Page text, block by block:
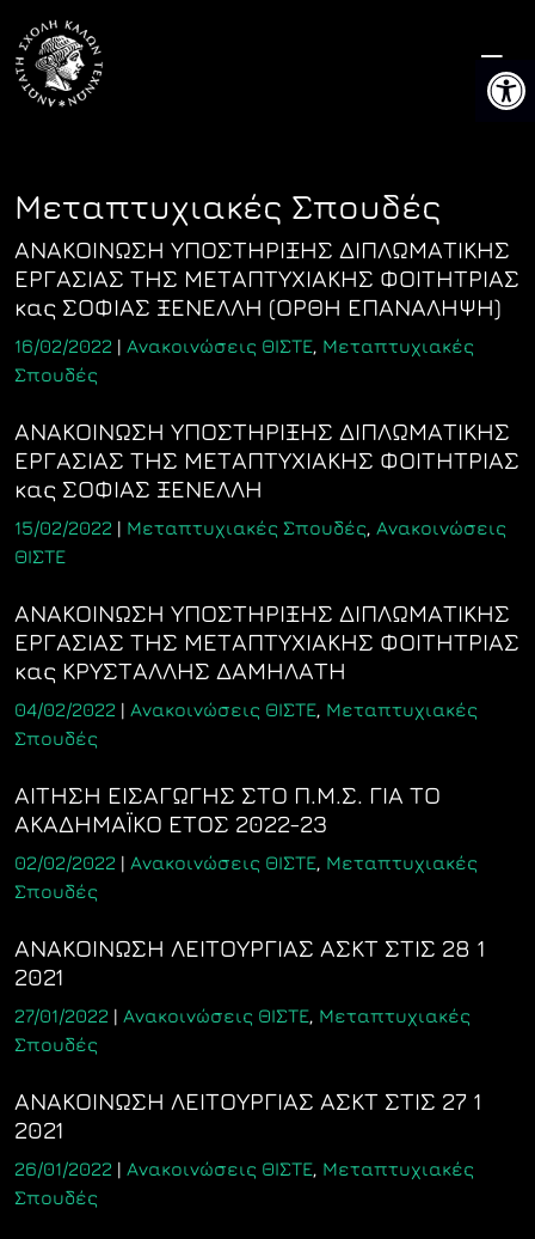
content
Μεταπτυχιακές Σπουδές
ΑΝΑΚΟΙΝΩΣΗ ΥΠΟΣΤΗΡΙΞΗΣ ΔΙΠΛΩΜΑΤΙΚΗΣ
ΕΡΓΑΣΙΑΣ ΤΗΣ ΜΕΤΑΠΤΥΧΙΑΚΗΣ ΦΟΙΤΗΤΡΙΑΣ
κας ΣΟΦΙΑΣ ΞΕΝΕΛΛΗ (ΟΡΘΗ ΕΠΑΝΑΛΗΨΗ)
16/02/2022 | Ανακοινώσεις ΘΙΣΤΕ, Μεταπτυχιακές
Σπουδές
ΑΝΑΚΟΙΝΩΣΗ ΥΠΟΣΤΗΡΙΞΗΣ ΔΙΠΛΩΜΑΤΙΚΗΣ
ΕΡΓΑΣΙΑΣ ΤΗΣ ΜΕΤΑΠΤΥΧΙΑΚΗΣ ΦΟΙΤΗΤΡΙΑΣ
κας ΣΟΦΙΑΣ ΞΕΝΕΛΛΗ
15/02/2022 | Μεταπτυχιακές Σπουδές, Ανακοινώσεις
ΘΙΣΤΕ
ΑΝΑΚΟΙΝΩΣΗ ΥΠΟΣΤΗΡΙΞΗΣ ΔΙΠΛΩΜΑΤΙΚΗΣ
ΕΡΓΑΣΙΑΣ ΤΗΣ ΜΕΤΑΠΤΥΧΙΑΚΗΣ ΦΟΙΤΗΤΡΙΑΣ
κας ΚΡΥΣΤΑΛΛΗΣ ΔΑΜΗΛΑΤΗ
04/02/2022 | Ανακοινώσεις ΘΙΣΤΕ, Μεταπτυχιακές
Σπουδές
ΑΙΤΗΣΗ ΕΙΣΑΓΩΓΗΣ ΣΤΟ Π.Μ.Σ. ΓΙΑ ΤΟ
ΑΚΑΔHMAΪΚΟ ΕΤΟΣ 2022-23
02/02/2022 | Ανακοινώσεις ΘΙΣΤΕ, Μεταπτυχιακές
Σπουδές
ΑΝΑΚΟΙΝΩΣΗ ΛΕΙΤΟΥΡΓΙΑΣ ΑΣΚΤ ΣΤΙΣ 28 1
2021
27/01/2022 | Ανακοινώσεις ΘΙΣΤΕ, Μεταπτυχιακές
Σπουδές
ΑΝΑΚΟΙΝΩΣΗ ΛΕΙΤΟΥΡΓΙΑΣ ΑΣΚΤ ΣΤΙΣ 27 1
2021
26/01/2022 | Ανακοινώσεις ΘΙΣΤΕ, Μεταπτυχιακές
Σπουδές